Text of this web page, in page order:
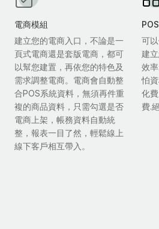
電商模組
建立您的電商入口，不論是一
頁式電商還是套版電商，都可
以幫您建置，再依您的特色及
需求調整電商。電商會自動整
合POS系統資料，無須再件重
複的商品資料，只需勾選是否
電商上架，帳務資料自動統
整，報表一目了然，輕鬆線上
線下客戶相互帶入。
可
建
效
怕
化
費.